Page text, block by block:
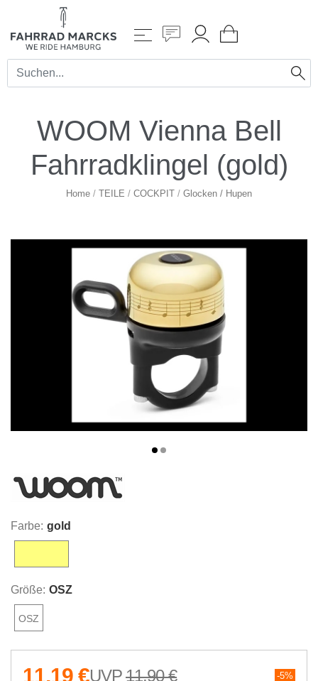
WOOM Vienna Bell
Fahrradklingel (gold)
Home / TEILE / COCKPIT / Glocken / Hupen
Farbe: gold
Größe: OSZ
OSZ
11,90 € 5%
11,19 €